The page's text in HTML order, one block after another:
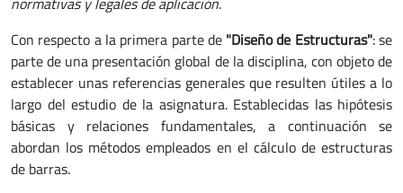
Con respecto a la primera parte de "Diseño de Estructuras": se
parte de una presentación global de la disciplina, con objeto de
establecer unas referencias generales que resulten útiles a lo
largo del estudio de la asignatura. Establecidas las hipótesis
básicas y relaciones fundamentales, a continuación se
abordan los métodos empleados en el cálculo de estructuras
de barras.